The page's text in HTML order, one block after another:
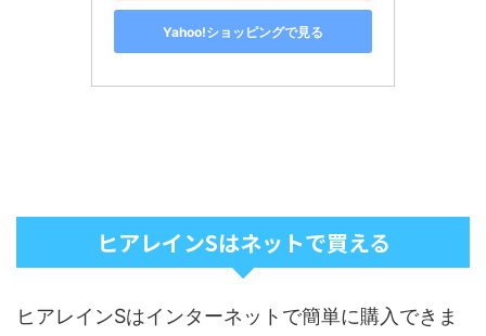
Yahoo!ショッピングで見る
ヒアレインSはネットで買える
ヒアレインSはインターネットで簡単に購入できま